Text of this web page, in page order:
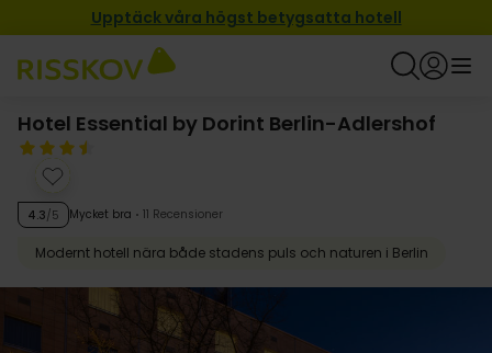
Upptäck våra högst betygsatta hotell
Hotel Essential by Dorint Berlin-Adlershof
4.3/5 Mycket bra 11 Recensioner
Modernt hotell nära både stadens puls och naturen i Berlin